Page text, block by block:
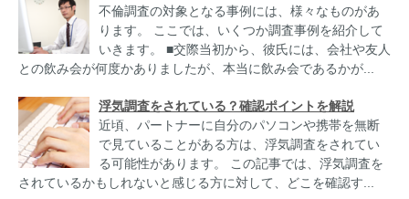
不倫調査の対象となる事例には、様々なものがあ
ります。 ここでは、いくつか調査事例を紹介して
いきます。 ■交際当初から、彼氏には、会社や友人
との飲み会が何度かありましたが、本当に飲み会であるかが...
浮気調査をされている？確認ポイントを解説
近頃、パートナーに自分のパソコンや携帯を無断
で見ていることがある方は、浮気調査をされてい
る可能性があります。 この記事では、浮気調査を
されているかもしれないと感じる方に対して、どこを確認す...